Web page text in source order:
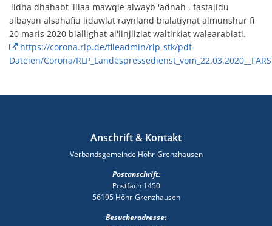
'iidha dhahabt 'iilaa mawqie alwayb 'adnah , fastajidu
albayan alsahafiu lidawlat raynland bialatiynat almunshur fi
20 maris 2020 biallighat al'iinjliziat waltirkiat walearabiati.
https://corona.rlp.de/fileadmin/rlp-stk/pdf-
Dateien/Corona/
Anschrift & Kontakt
Verbandsgemeinde Höhr-Grenzhausen
Postanschrift:
Postfach 1450
56195 Höhr-Grenzhausen
Besucheradresse: